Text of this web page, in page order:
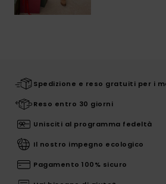
Spedizione e reso gratuiti per i
Reso entro 30 giorni
Unisciti al programma fedeltà
Il nostro impegno ecologico
Pagamento 100% sicuro